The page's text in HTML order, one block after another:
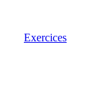
Exercices